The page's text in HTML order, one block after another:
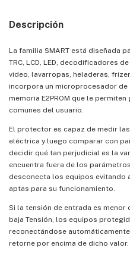
Descripción
La familia SMART está diseñada
TRC, LCD, LED, decodificadores
video, lavarropas, heladeras,
incorpora un microprocesador
memoria E2PROM que le
comunes del usuario.
El protector es capaz de medir
eléctrica y luego comparar con
decidir qué tan perjudicial es la
encuentra fuera de los
desconecta los equipos evitando
aptas para su funcionamiento.
Si la tensión de entrada es
baja Tensión, los equipos
reconectándose
retorne por encima de dicho valor.